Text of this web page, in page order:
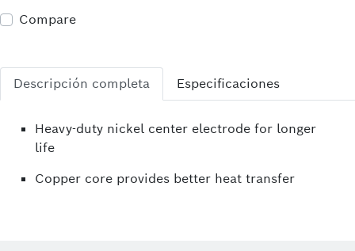
Compare
Descripción completa Especificaciones
Heavy-duty nickel center electrode for longer
life
Copper core provides better heat transfer